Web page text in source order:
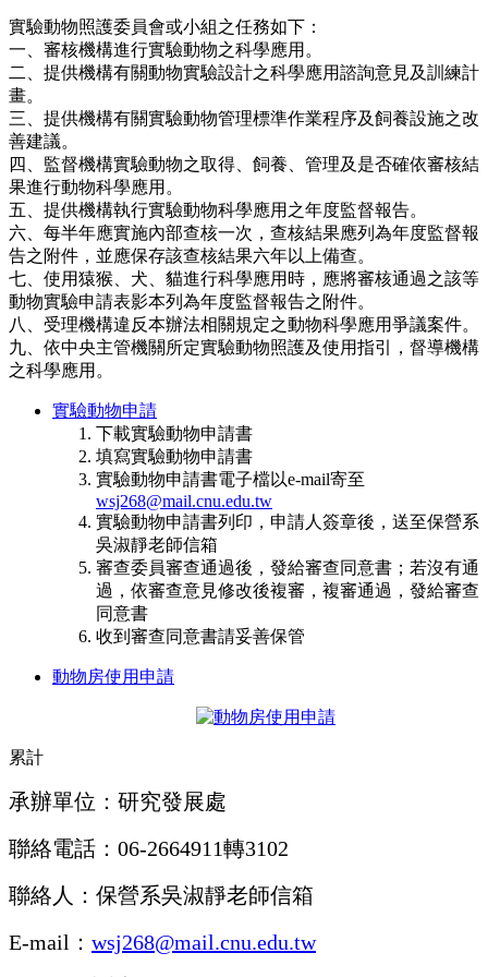
實驗動物照護委員會或小組之任務如下：
一、審核機構進行實驗動物之科學應用。
二、提供機構有關動物實驗設計之科學應用諮詢意見及訓練計
畫。
三、提供機構有關實驗動物管理標準作業程序及飼養設施之改
善建議。
四、監督機構實驗動物之取得、飼養、管理及是否確依審核結
果進行動物科學應用。
五、提供機構執行實驗動物科學應用之年度監督報告。
六、每半年應實施內部查核一次，查核結果應列為年度監督報
告之附件，並應保存該查核結果六年以上備查。
七、使用猿猴、犬、貓進行科學應用時，應將審核通過之該等
動物實驗申請表影本列為年度監督報告之附件。
八、受理機構違反本辦法相關規定之動物科學應用爭議案件。
九、依中央主管機關所定實驗動物照護及使用指引，督導機構
之科學應用。
實驗動物申請
下載實驗動物申請書
填寫實驗動物申請書
實驗動物申請書電子檔以e-mail寄至
wsj268@mail.cnu.edu.tw
實驗動物申請書列印，申請人簽章後，送至保營系
吳淑靜老師信箱
審查委員審查通過後，發給審查同意書；若沒有通
過，依審查意見修改後複審，複審通過，發給審查
同意書
收到審查同意書請妥善保管
動物房使用申請
累計
承辦單位：研究發展處
聯絡電話：06-2664911轉3102
聯絡人：保營系吳淑靜老師信箱
E-mail： wsj268@mail.cnu.edu.tw